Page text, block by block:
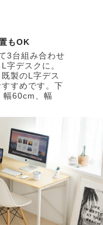
もOK
3台組み合わせ
字デスクに。
製のL字デス
すめです。下
幅60cm、幅